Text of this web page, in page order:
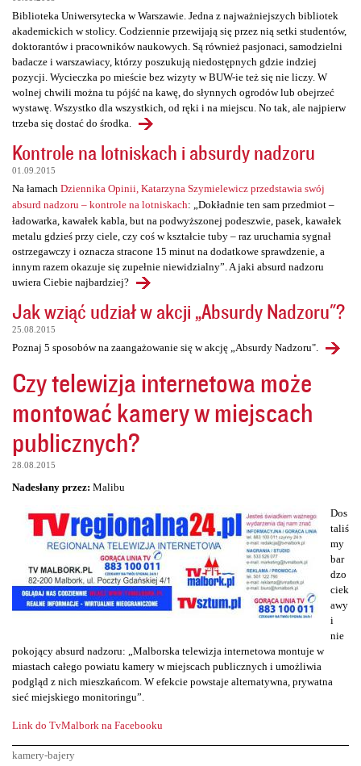
Biblioteka Uniwersytecka w Warszawie. Jedna z najważniejszych bibliotek
akademickich w stolicy. Codziennie przewijają się przez nią setki studentów,
doktorantów i pracowników naukowych. Są również pasjonaci, samodzielni
badacze i warszawiacy, którzy poszukują niedostępnych gdzie indziej
pozycji. Wycieczka po mieście bez wizyty w BUW-ie też się nie liczy. W
wolnej chwili można tu pójść na kawę, do słynnych ogrodów lub obejrzeć
wystawę. Wszystko dla wszystkich, od ręki i na miejscu. No tak, ale najpierw
trzeba się dostać do środka.
Kontrole na lotniskach i absurdy nadzoru
01.09.2015
Na łamach Dziennika Opinii, Katarzyna Szymielewicz przedstawia swój
absurd nadzoru – kontrole na lotniskach: „Dokładnie ten sam przedmiot –
ładowarka, kawałek kabla, but na podwyższonej podeszwie, pasek, kawałek
metalu gdzieś przy ciele, czy coś w kształcie tuby – raz uruchamia sygnał
ostrzegawczy i oznacza stracone 15 minut na dodatkowe sprawdzenie, a
innym razem okazuje się zupełnie niewidzialny”. A jaki absurd nadzoru
uwiera Ciebie najbardziej?
Jak wziąć udział w akcji „Absurdy Nadzoru"?
25.08.2015
Poznaj 5 sposobów na zaangażowanie się w akcję „Absurdy Nadzoru".
Czy telewizja internetowa może
montować kamery w miejscach
publicznych?
28.08.2015
Nadesłany przez: Malibu
Dos
taliś
my
bar
dzo
ciek
awy
i
nie
pokojący absurd nadzoru: „Malborska telewizja internetowa montuje w
miastach całego powiatu kamery w miejscach publicznych i umożliwia
podgląd z nich mieszkańcom. W efekcie powstaje alternatywna, prywatna
sieć miejskiego monitoringu”.
Link do TvMalbork na Facebooku
kamery-bajery